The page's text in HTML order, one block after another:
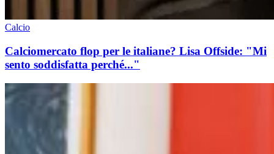
Calcio
Calciomercato flop per le italiane? Lisa Offside: "Mi
sento soddisfatta perché..."